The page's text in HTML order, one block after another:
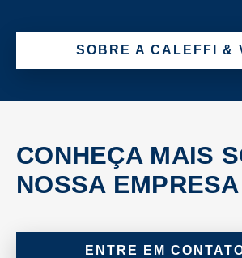
SOBRE A CALEFFI &
CONHEÇA MAIS
NOSSA EMPRESA
ENTRE EM